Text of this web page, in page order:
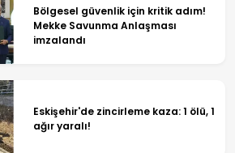
Bölgesel güvenlik için kritik adım!
Mekke Savunma Anlaşması
imzalandı
Eskişehir'de zincirleme kaza: 1 ölü, 1
ağır yaralı!